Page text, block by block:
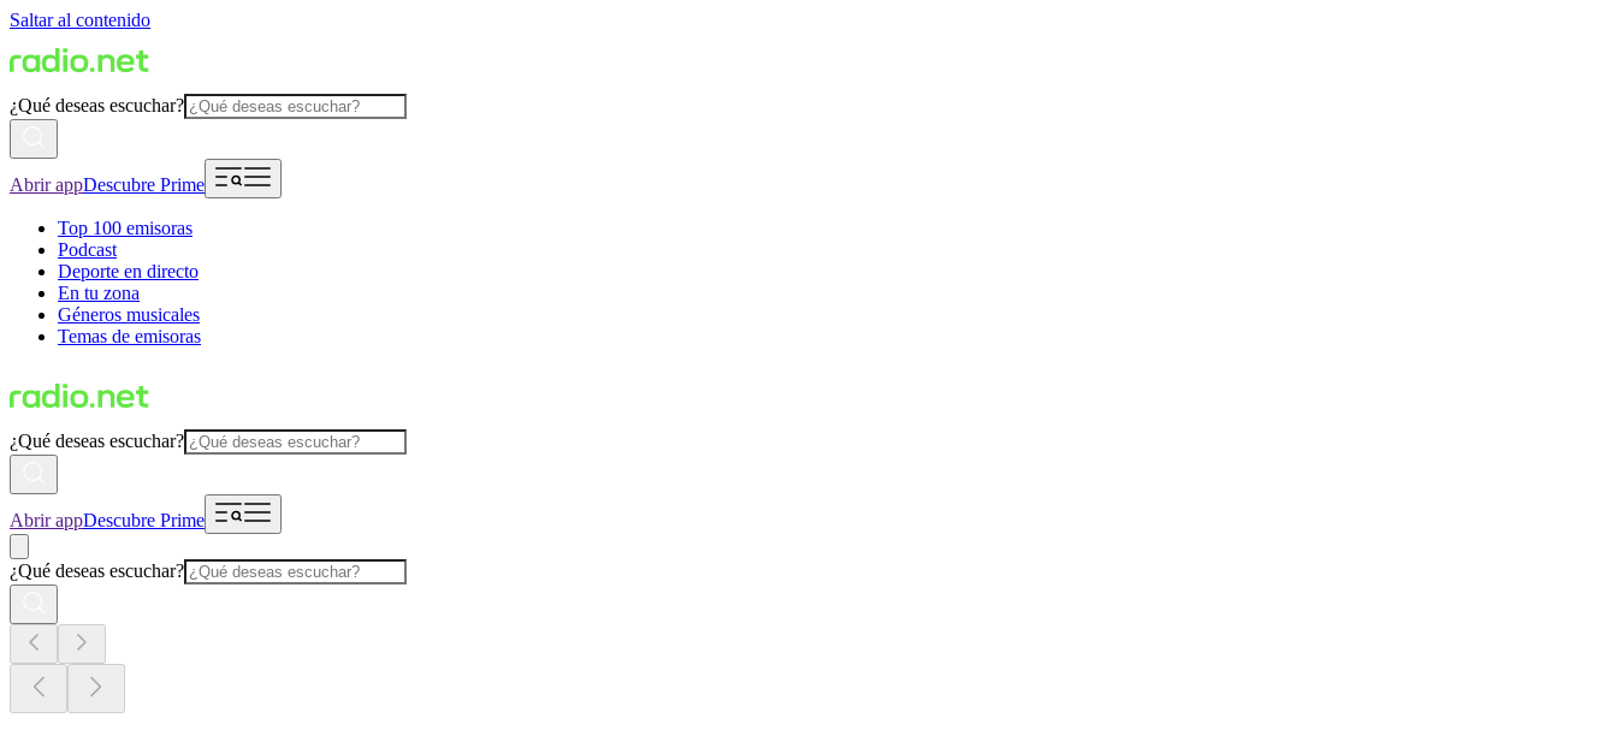
Saltar al contenido
¿Qué deseas escuchar?
Abrir appDescubre Prime
Top 100 emisoras
Podcast
Deporte en directo
En tu zona
Géneros musicales
Temas de emisoras
¿Qué deseas escuchar?
Abrir appDescubre Prime
¿Qué deseas escuchar?